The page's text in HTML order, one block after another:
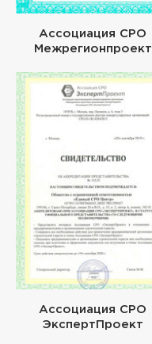
Ассоциация СРО
Межрегионпроект
Ассоциация СРО
ЭкспертПроект